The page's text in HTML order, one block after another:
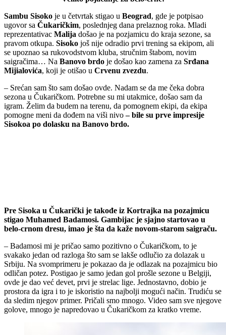
Sambu Sisoko je u četvrtak stigao u Beograd, gde je potpisao
ugovor sa Čukaričkim, poslednjeg dana prelaznog roka. Mladi
reprezentativac Malija došao je na pozjamicu do kraja sezone, sa
pravom otkupa. Sisoko još nije odradio prvi trening sa ekipom, ali
se upoznao sa rukovodstvom kluba, stručnim štabom, novim
saigračima… Na Banovo brdo je došao kao zamena za Srđana
Mijialovića, koji je otišao u Crvenu zvezdu.
– Srećan sam što sam došao ovde. Nadam se da me čeka dobra
sezona u Čukaričkom. Potrebne su mi utakmice, došao sam da
igram. Želim da budem na terenu, da pomognem ekipi, da ekipa
pomogne meni da dođem na viši nivo– bile su prve impresije
Sisokoa po dolasku na Banovo brdo.
Pre Sisoka u Čukarički je takođe iz Kortrajka na pozajmicu
stigao Muhamed Badamosi. Gambijac je sjajno startovao u
belo-crnom dresu, imao je šta da kaže novom-starom saigraču.
– Badamosi mi je pričao samo pozitivno o Čukaričkom, to je
svakako jedan od razloga što sam se lakše odlučio za dolazak u
Srbiju. Na svomprimeru je pokazao da je odlazak na pozajmicu bio
odličan potez. Postigao je samo jedan gol prošle sezone u Belgiji,
ovde je dao već devet, prvi je strelac lige. Jednostavno, dobio je
prostora da igra i to je iskoristio na najbolji mogući način. Trudiću se
da sledim njegov primer. Pričali smo mnogo. Video sam sve njegove
golove, mnogo je napredovao u Čukaričkom za kratko vreme.